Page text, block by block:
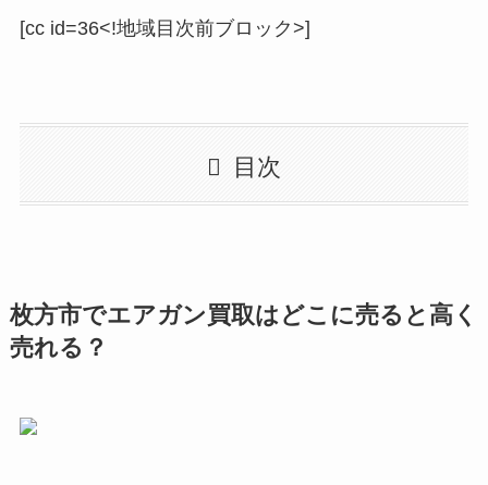
[cc id=36<!地域目次前ブロック>]
目次
枚方市でエアガン買取はどこに売ると高く
売れる？